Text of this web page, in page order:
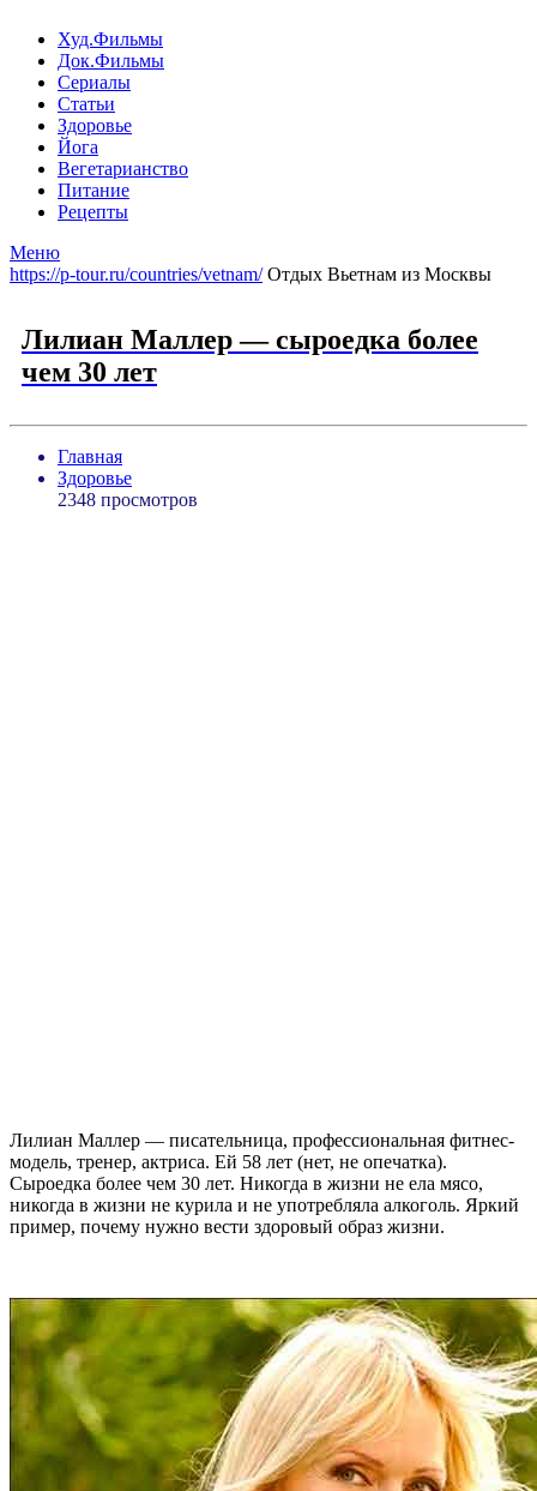
Худ.Фильмы
Док.Фильмы
Сериалы
Статьи
Здоровье
Йога
Вегетарианство
Питание
Рецепты
Меню
https://p-tour.ru/countries/vetnam/Отдых Вьетнам из Москвы
Лилиан Маллер — cыроедка более
чем 30 лет
Главная
Здоровье
2348 просмотров
Лилиан Маллер — писательница, профессиональная фитнес-
модель, тренер, актриса. Ей 58 лет (нет, не опечатка).
Сыроедка более чем 30 лет. Никогда в жизни не ела мясо,
никогда в жизни не курила и не употребляла алкоголь. Яркий
пример, почему нужно вести здоровый образ жизни.